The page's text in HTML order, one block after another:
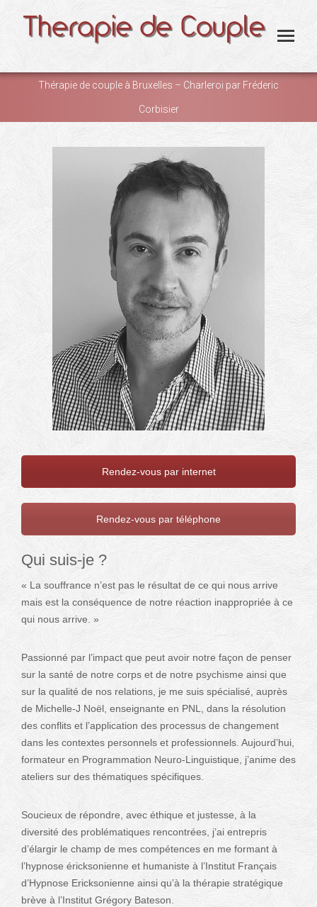
Thérapie de couple à Bruxelles – Charleroi par Fréderic
Corbisier
Qui suis-je ?
« La souffrance n’est pas le résultat de ce qui nous arrive
mais est la conséquence de notre réaction inappropriée à ce
qui nous arrive. »
Passionné par l’impact que peut avoir notre façon de penser
sur la santé de notre corps et de notre psychisme ainsi que
sur la qualité de nos relations, je me suis spécialisé, auprès
de Michelle-J Noël, enseignante en PNL, dans la résolution
des conflits et l’application des processus de changement
dans les contextes personnels et professionnels. Aujourd’hui,
formateur en Programmation Neuro-Linguistique, j’anime des
ateliers sur des thématiques spécifiques.
Soucieux de répondre, avec éthique et justesse, à la
diversité des problématiques rencontrées, j’ai entrepris
d’élargir le champ de mes compétences en me formant à
l’hypnose éricksonienne et humaniste à l’Institut Français
d’Hypnose Ericksonienne ainsi qu’à la thérapie stratégique
brève à l’Institut Grégory Bateson.
Rendez-vous par internet
Rendez-vous par téléphone